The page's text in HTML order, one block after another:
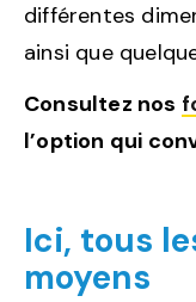
différentes
ainsi que
Consultez nos
l’option qui
Ici, tous
moyens